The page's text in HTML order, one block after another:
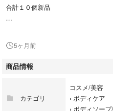
合計１０個新品
ネコポス発送
厚みの関係で緩衝材ナシ、ビニール
航空便にて3日前後でお届けです
即購入大歓迎★お値下げ不可
離島の為プロフ要必読下さい
5ヶ月前
商品情報
カテゴリ
コスメ/美容
› ボディケア
› ボディソー